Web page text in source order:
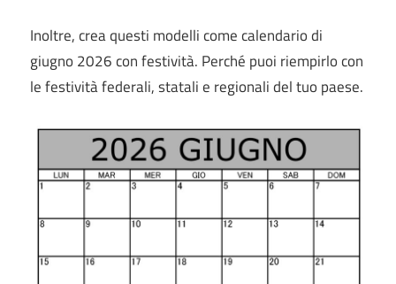
Inoltre, crea questi modelli come calendario di
giugno 2026 con festività. Perché puoi riempirlo con
le festività federali, statali e regionali del tuo paese.